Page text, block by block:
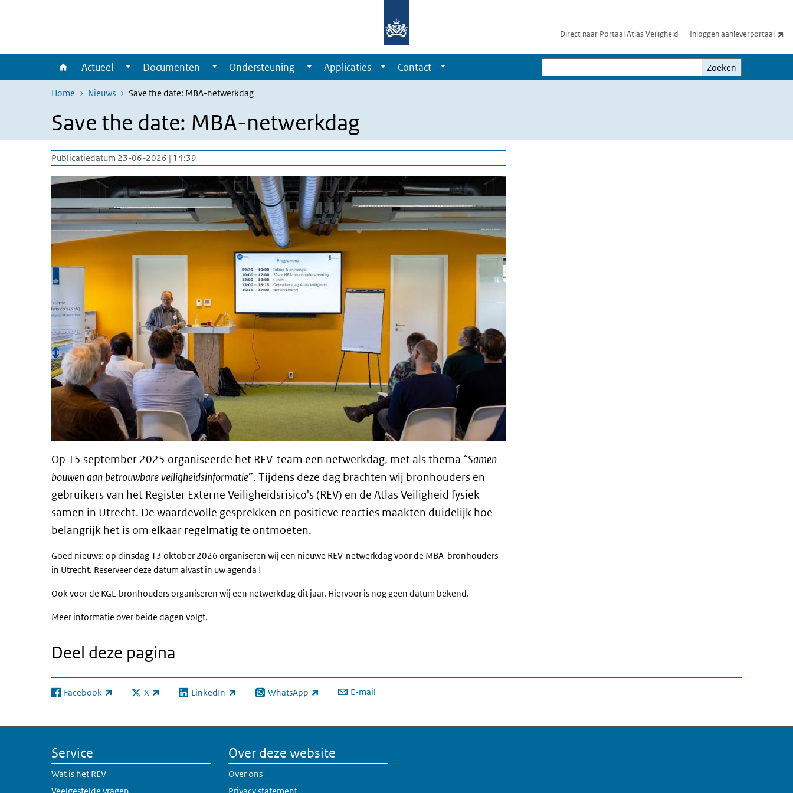
Direct naar Portaal Atlas Veiligheid Inloggen aanleverportaal
Actueel Documenten Ondersteuning Applicaties Contact
Zoeken
Zoeken
Home Nieuws Save the date: MBA-netwerkdag
Save the date: MBA-netwerkdag
Publicatiedatum 23-06-2026 | 14:39
Op 15 september 2025 organiseerde het REV-team een netwerkdag, met als thema “Samen
bouwen aan betrouwbare veiligheidsinformatie”. Tijdens deze dag brachten wij bronhouders en
gebruikers van het Register Externe Veiligheidsrisico's (REV) en de Atlas Veiligheid fysiek
samen in Utrecht. De waardevolle gesprekken en positieve reacties maakten duidelijk hoe
belangrijk het is om elkaar regelmatig te ontmoeten.
Goed nieuws: op dinsdag 13 oktober 2026 organiseren wij een nieuwe REV-netwerkdag voor de MBA-bronhouders
in Utrecht. Reserveer deze datum alvast in uw agenda !
Ook voor de KGL-bronhouders organiseren wij een netwerkdag dit jaar. Hiervoor is nog geen datum bekend.
Meer informatie over beide dagen volgt.
Deel deze pagina
Facebook
(externe link) X
(externe link) LinkedIn
(externe link) WhatsApp
(externe link) E-mail
Service
Wat is het REV
Over deze website
Over ons